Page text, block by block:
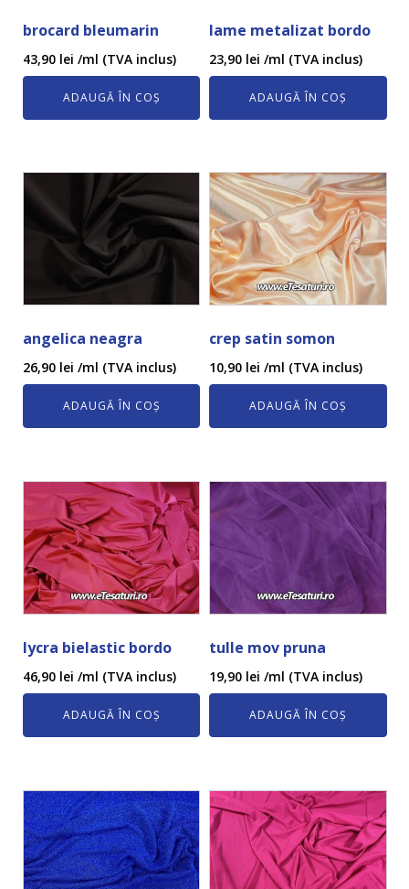
brocard bleumarin
43,90 lei /ml (TVA inclus)
ADAUGĂ ÎN COȘ
lame metalizat bordo
23,90 lei /ml (TVA inclus)
ADAUGĂ ÎN COȘ
angelica neagra
26,90 lei /ml (TVA inclus)
ADAUGĂ ÎN COȘ
crep satin somon
10,90 lei /ml (TVA inclus)
ADAUGĂ ÎN COȘ
lycra bielastic bordo
46,90 lei /ml (TVA inclus)
ADAUGĂ ÎN COȘ
tulle mov pruna
19,90 lei /ml (TVA inclus)
ADAUGĂ ÎN COȘ